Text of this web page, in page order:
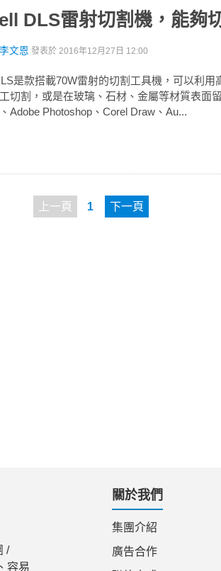
DLS雷射切割機，能夠
文恩 發表於 2016年12月27日 12:00
是款搭載70W雷射的切割工具機，可以利
切割，或是在玻璃、石材、金屬等材質表面
Adobe Photoshop、Corel Draw、Au...
上一頁 1 下一頁
/
容易
關於我們
集團介紹
廣告合作